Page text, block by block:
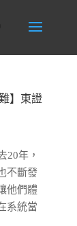
】東證
20年，
不斷發
他們體
系統當